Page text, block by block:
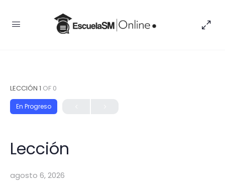
LECCIÓN 1 OF 0
En Progreso
Lección
agosto 6, 2026